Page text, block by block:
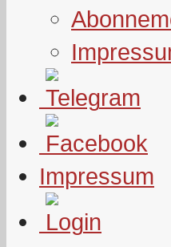
Impressum